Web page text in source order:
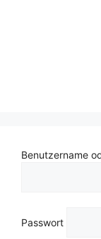
Benutzername
Passwort